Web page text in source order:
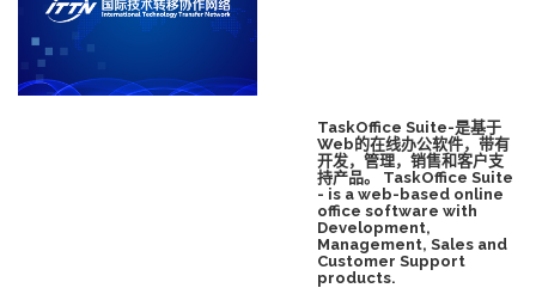
TaskOffice Suite-是基于
Web的在线办公软件，带有
开发，管理，销售和客户支
持产品。 TaskOffice Suite
- is a web-based online
office software with
Development,
Management, Sales and
Customer Support
products.